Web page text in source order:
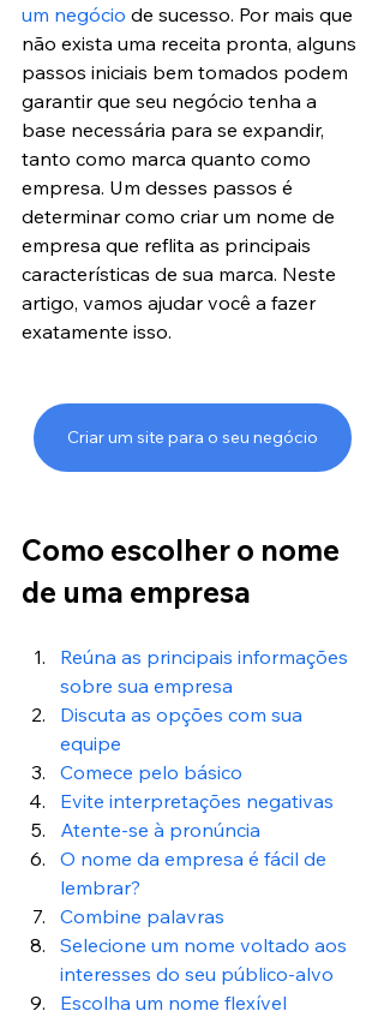
um negócio de sucesso. Por mais que
não exista uma receita pronta, alguns
passos iniciais bem tomados podem
garantir que seu negócio tenha a
base necessária para se expandir,
tanto como marca quanto como
empresa. Um desses passos é
determinar como criar um nome de
empresa que reflita as principais
características de sua marca. Neste
artigo, vamos ajudar você a fazer
exatamente isso.
Criar um site para o seu negócio
Como escolher o nome
de uma empresa
Reúna as principais informações
sobre sua empresa
Discuta as opções com sua
equipe
Comece pelo básico
Evite interpretações negativas
Atente-se à pronúncia
O nome da empresa é fácil de
lembrar?
Combine palavras
Selecione um nome voltado aos
interesses do seu público-alvo
Escolha um nome flexível